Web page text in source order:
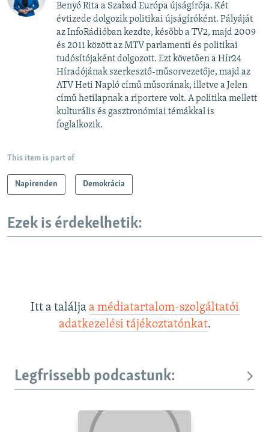
Benyó Rita a Szabad Európa újságírója. Két
évtizede dolgozik politikai újságíróként. Pályáját
az InfoRádióban kezdte, később a TV2, majd 2009
és 2011 között az MTV parlamenti és politikai
tudósítójaként dolgozott. Ezt követően a Hír24
Híradójának szerkesztő-műsorvezetője, majd az
ATV Heti Napló című műsorának, illetve a Jelen
című hetilapnak a riportere volt. A politika mellett
kulturális és gasztronómiai témákkal is
foglalkozik.
This item is part of
Napirenden Demokrácia
Ezek is érdekelhetik:
Itt a találja a médiatartalom-szolgáltatói
adatkezelési tájékoztatónkat.
Legfrissebb podcastunk: